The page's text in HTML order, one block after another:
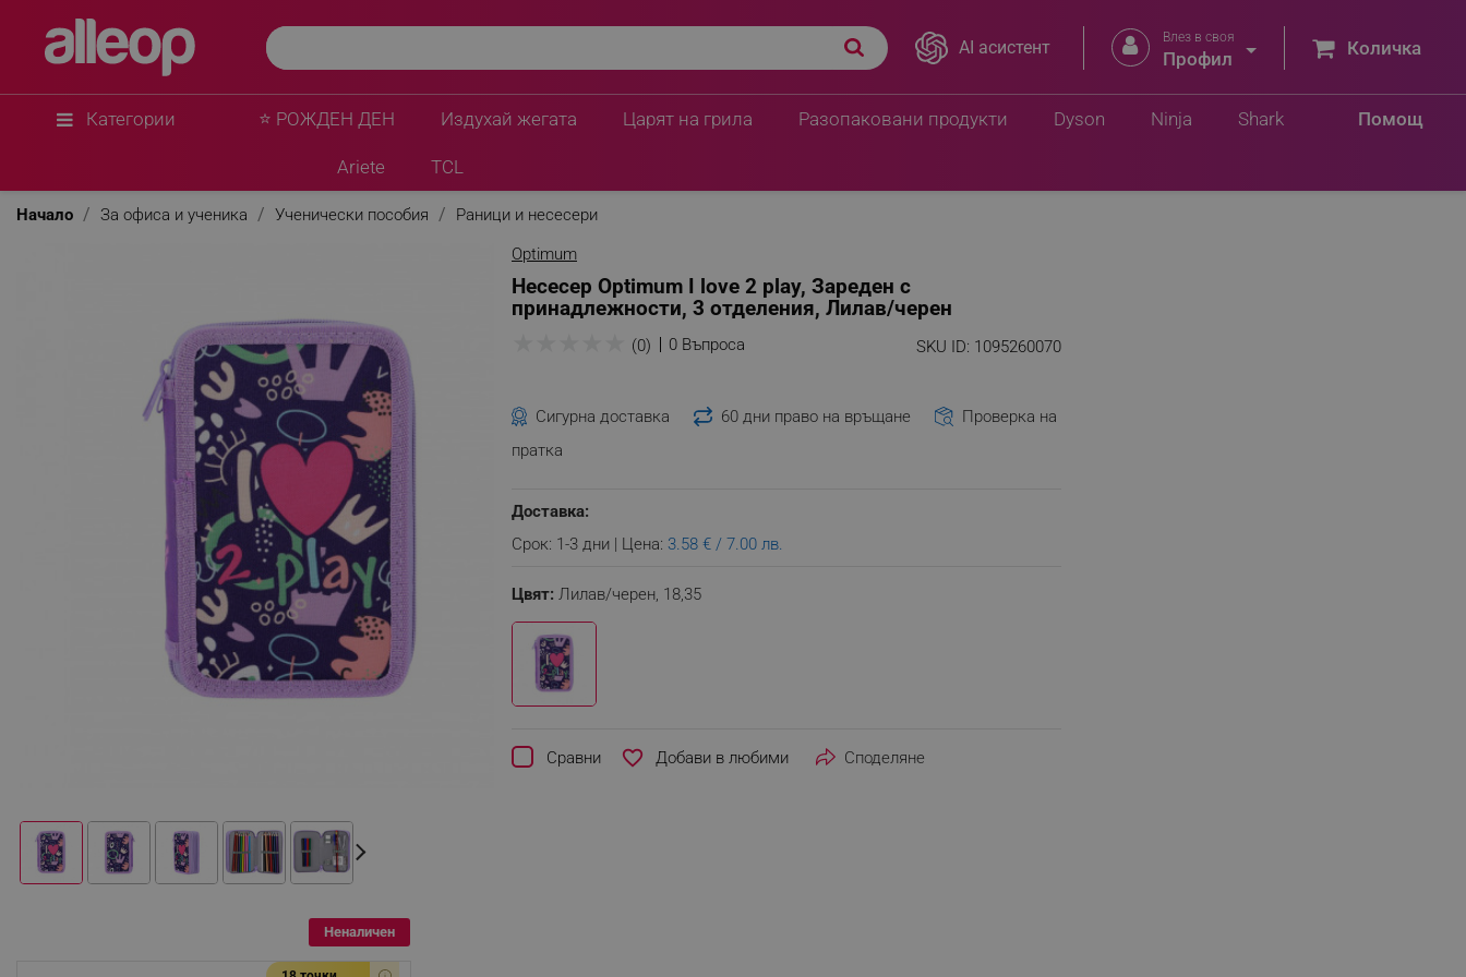
AI асистент  Влез в своя
Профил  Количка
Категории ⭐ РОЖДЕН ДЕН Издухай жегата Царят на грила Разопаковани продукти Помощ
Dyson Ninja Shark
Ariete TCL
Начало За офиса и ученика Ученически пособия
Раници и несесери
Optimum
Несесер Optimum I love 2 play, Зареден с
принадлежности, 3 отделения, Лилав/черен
SKU ID: 1095260070
(0) 0 Въпроса
Сигурна доставка 60 дни право на връщане
Проверка на
пратка
Доставка:
Срок: 1-3 дни | Цена: 3.58 € / 7.00 лв.
Цвят: Лилав/черен, 18,35
Сравни favorite_border Споделяне
Неналичен